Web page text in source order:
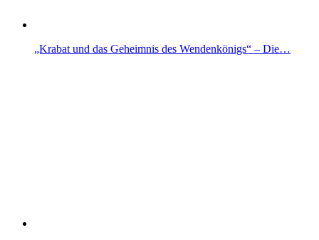
„Krabat und das Geheimnis des Wendenkönigs“ – Die…